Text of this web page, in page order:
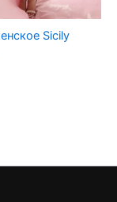
Sicily